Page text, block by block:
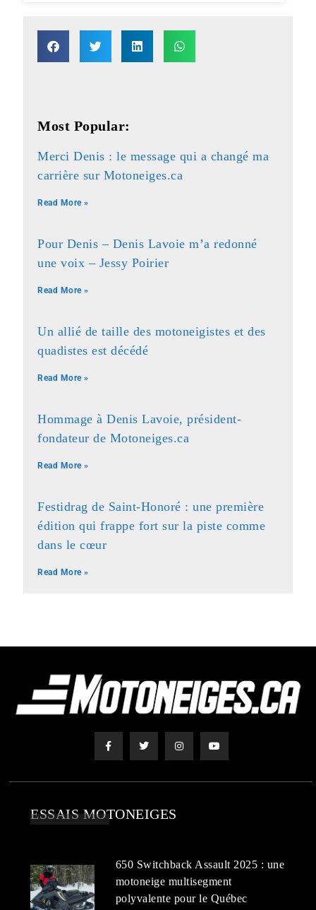
Most Popular:
Merci Denis : le message qui a changé ma
carrière sur Motoneiges.ca
Read More »
Pour Denis – Denis Lavoie m’a redonné
une voix – Jessy Poirier
Read More »
Un allié de taille des motoneigistes et des
quadistes est décédé
Read More »
Hommage à Denis Lavoie, président-
fondateur de Motoneiges.ca
Read More »
Festidrag de Saint-Honoré : une première
édition qui frappe fort sur la piste comme
dans le cœur
Read More »
ESSAIS MOTONEIGES
650 Switchback Assault 2025 : une
motoneige multisegment
polyvalente pour le Québec